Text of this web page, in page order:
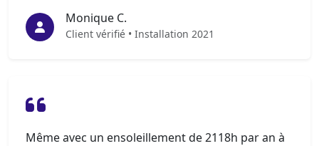
Monique C.
Client vérifié • Installation 2021
Même avec un ensoleillement de 2118h par an à